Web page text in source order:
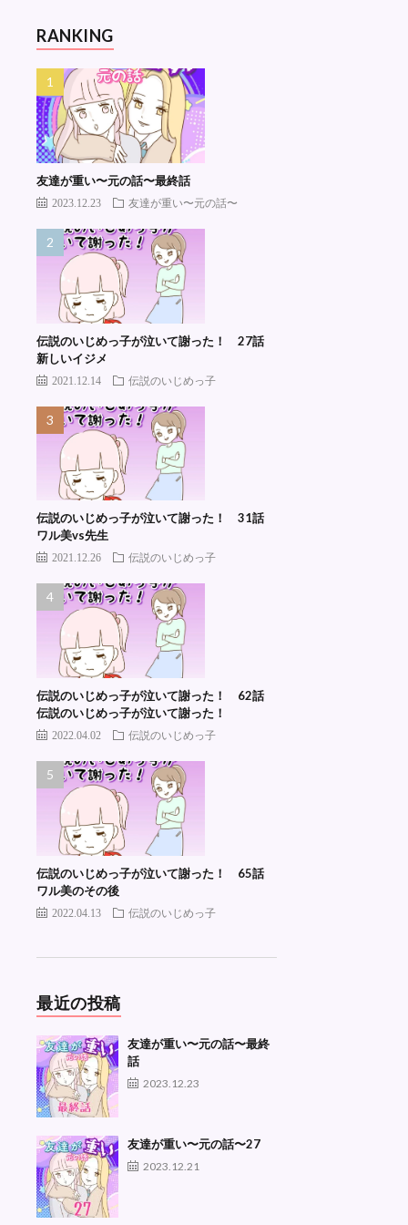
RANKING
友達が重い〜元の話〜最終話
2023.12.23 友達が重い〜元の話〜
伝説のいじめっ子が泣いて謝った！ 27話
新しいイジメ
2021.12.14 伝説のいじめっ子
伝説のいじめっ子が泣いて謝った！ 31話
ワル美vs先生
2021.12.26 伝説のいじめっ子
伝説のいじめっ子が泣いて謝った！ 62話
伝説のいじめっ子が泣いて謝った！
2022.04.02 伝説のいじめっ子
伝説のいじめっ子が泣いて謝った！ 65話
ワル美のその後
2022.04.13 伝説のいじめっ子
最近の投稿
友達が重い〜元の話〜最終
話
2023.12.23
友達が重い〜元の話〜27
2023.12.21